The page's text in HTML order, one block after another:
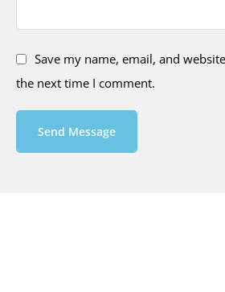
Save my name, email, and
the next time I comment.
Send Message